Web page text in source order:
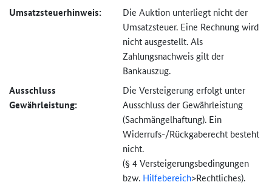
Umsatzsteuer­hinweis:
Die Auktion unterliegt nicht der
Umsatzsteuer. Eine Rechnung wird
nicht ausgestellt. Als
Zahlungsnachweis gilt der
Bankauszug.
Ausschluss
Gewährleistung:
Die Versteigerung erfolgt unter
Ausschluss der Gewährleistung
(Sachmängel­haftung). Ein
Widerrufs-/Rückgaberecht besteht
nicht.
(§ 4 Versteigerungs­bedingungen
bzw. Hilfebereich>Rechtliches).